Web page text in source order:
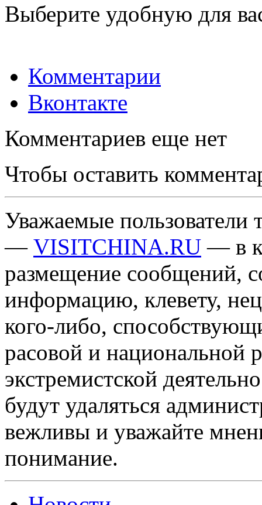
Выберите удобную для
Комментарии
Вконтакте
Комментариев еще нет
Чтобы оставить
Уважаемые пользователи
— VISITCHINA.RU — в
размещение сообщений,
информацию, клевету,
кого-либо,
расовой и национальной
экстремистской
будут удаляться
вежливы и уважайте
понимание.